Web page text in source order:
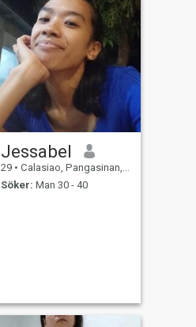
Jessabel
29 • Calasiao, Pangasinan, Filippinerna
Söker: Man 30 - 40